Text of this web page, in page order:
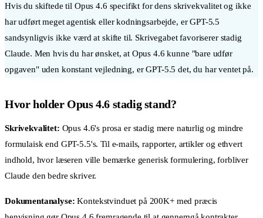
Hvis du skiftede til Opus 4.6 specifikt for dens skrivekvalitet og ikke
har udført meget agentisk eller kodningsarbejde, er GPT-5.5
sandsynligvis ikke værd at skifte til. Skrivegabet favoriserer stadig
Claude. Men hvis du har ønsket, at Opus 4.6 kunne "bare udfør
opgaven" uden konstant vejledning, er GPT-5.5 det, du har ventet på.
Hvor holder Opus 4.6 stadig stand?
Skrivekvalitet: Opus 4.6's prosa er stadig mere naturlig og mindre
formulaisk end GPT-5.5's. Til e-mails, rapporter, artikler og ethvert
indhold, hvor læseren ville bemærke generisk formulering, forbliver
Claude den bedre skriver.
Dokumentanalyse: Kontekstvinduet på 200K+ med præcis